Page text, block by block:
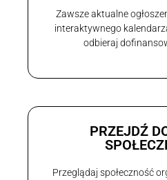
Zawsze aktualne
interaktywnego
odbieraj
PRZEJDŹ
Przeglądaj społeczność